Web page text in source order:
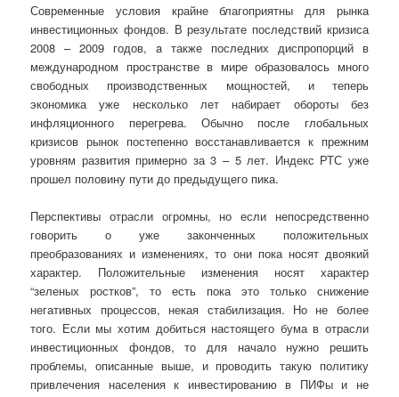
Современные условия крайне благоприятны для рынка
инвестиционных фондов. В результате последствий кризиса
2008 – 2009 годов, a также последних диспропорций в
международном пространстве в мире образовалось много
свободных производственных мощностей, и теперь
экономика уже несколько лет набирает обороты без
инфляционного перегрева. Обычно после глобальных
кризисов рынок постепенно восстанавливается к прежним
уровням развития примерно за 3 – 5 лет. Индекс РТС уже
прошел половину пути до предыдущего пика.
Перспективы отрасли огромны, но если непосредственно
говорить о уже законченных положительных
преобразованиях и изменениях, то они пока носят двоякий
характер. Положительные изменения носят характер
“зеленых ростков”, то есть пока это только снижение
негативных процессов, некая стабилизация. Но не более
того. Если мы хотим добиться настоящего бума в отрасли
инвестиционных фондов, то для начало нужно решить
проблемы, описанные выше, и проводить такую политику
привлечения населения к инвестированию в ПИФы и не